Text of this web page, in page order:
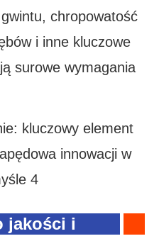
chropowatość
i inne kluczowe
surowe wymagania
jakości i